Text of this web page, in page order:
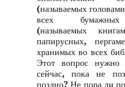
(называемых
всех бумажных
(называемых
папирусных,
хранимых во всех
Этот вопрос нужно
сейчас, пока не
поздно? Не пора ли